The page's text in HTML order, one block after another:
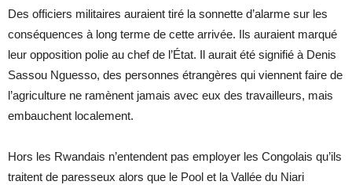
Des officiers militaires auraient tiré la sonnette d’alarme sur les
conséquences à long terme de cette arrivée. Ils auraient marqué
leur opposition polie au chef de l’État. Il aurait été signifié à Denis
Sassou Nguesso, des personnes étrangères qui viennent faire de
l’agriculture ne ramènent jamais avec eux des travailleurs, mais
embauchent localement.
Hors les Rwandais n’entendent pas employer les Congolais qu’ils
traitent de paresseux alors que le Pool et la Vallée du Niari